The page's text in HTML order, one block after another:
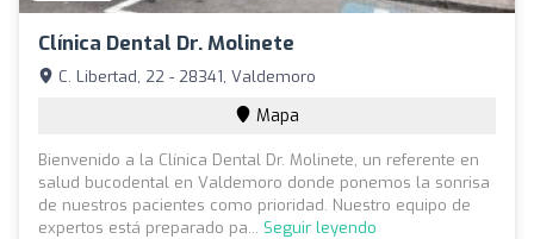
Clínica Dental Dr. Molinete
C. Libertad, 22 - 28341, Valdemoro
Mapa
Bienvenido a la Clínica Dental Dr. Molinete, un referente en
salud bucodental en Valdemoro donde ponemos la sonrisa
de nuestros pacientes como prioridad. Nuestro equipo de
expertos está preparado pa... Seguir leyendo